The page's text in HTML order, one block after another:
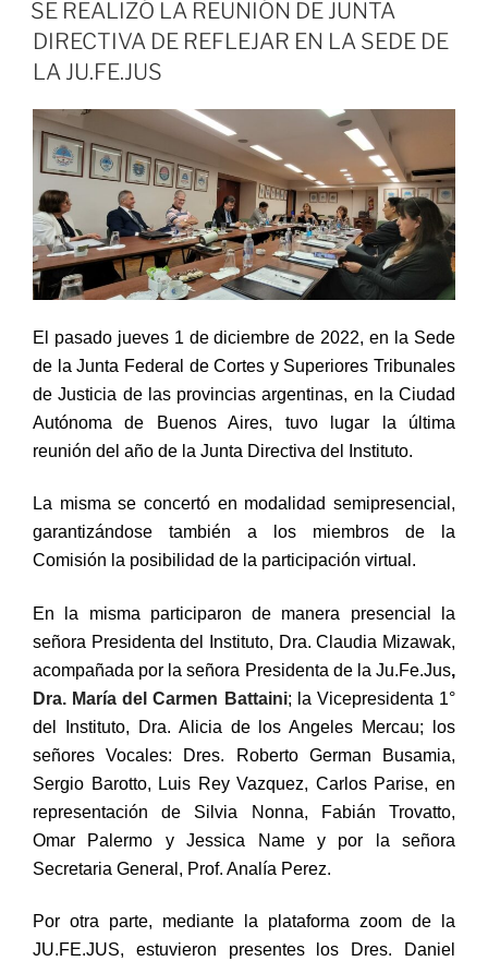
SE REALIZÓ LA REUNIÓN DE JUNTA
DIRECTIVA DE REFLEJAR EN LA SEDE DE
LA JU.FE.JUS
El pasado jueves 1 de diciembre de 2022, en la Sede
de la Junta Federal de Cortes y Superiores Tribunales
de Justicia de las provincias argentinas, en la Ciudad
Autónoma de Buenos Aires, tuvo lugar la última
reunión del año de la Junta Directiva del Instituto.
La misma se concertó en modalidad semipresencial,
garantizándose también a los miembros de la
Comisión la posibilidad de la participación virtual.
En la misma participaron de manera presencial la
señora Presidenta del Instituto, Dra. Claudia Mizawak,
acompañada por la señora Presidenta de la Ju.Fe.Jus,
Dra. María del Carmen Battaini; la Vicepresidenta 1°
del Instituto, Dra. Alicia de los Angeles Mercau; los
señores Vocales: Dres. Roberto German Busamia,
Sergio Barotto, Luis Rey Vazquez, Carlos Parise, en
representación de Silvia Nonna, Fabián Trovatto,
Omar Palermo y Jessica Name y por la señora
Secretaria General, Prof. Analía Perez.
Por otra parte, mediante la plataforma zoom de la
JU.FE.JUS, estuvieron presentes los Dres. Daniel